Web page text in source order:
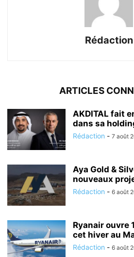
Rédaction
ARTICLES
AKDITAL fait
dans sa
Rédaction - 7 août
Aya Gold &
nouveaux
Rédaction - 6 août
Ryanair ouvre
cet hiver au
Rédaction - 6 août